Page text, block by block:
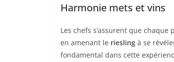
Harmonie mets et vins
Les chefs s’assurent que
en amenant le riesling à se
fondamental dans cette